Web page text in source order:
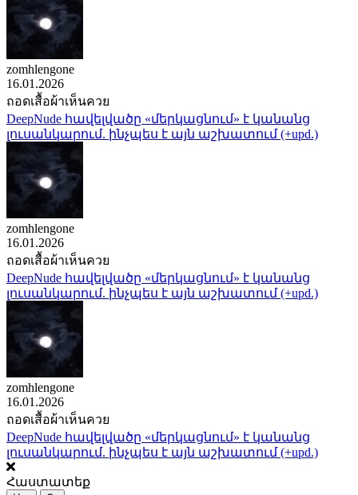
zomhlengone
16.01.2026
ถอดเสื้อผ้าเห็นควย
DeepNude հավելվածը «մերկացնում» է կանանց
լուսանկարում. ինչպես է այն աշխատում (+upd.)
zomhlengone
16.01.2026
ถอดเสื้อผ้าเห็นควย
DeepNude հավելվածը «մերկացնում» է կանանց
լուսանկարում. ինչպես է այն աշխատում (+upd.)
zomhlengone
16.01.2026
ถอดเสื้อผ้าเห็นควย
DeepNude հավելվածը «մերկացնում» է կանանց
լուսանկարում. ինչպես է այն աշխատում (+upd.)
Հաստատեք